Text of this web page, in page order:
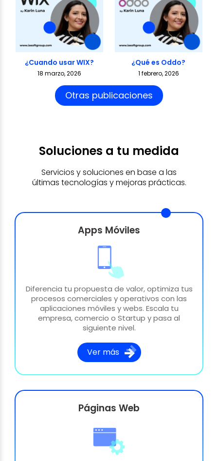
¿Cuando usar WIX?
18 marzo, 2026
¿Qué es Oddo?
1 febrero, 2026
Otras publicaciones
Soluciones a tu medida
Servicios y soluciones en base a las
últimas tecnologías y mejoras prácticas.
Apps Móviles
Diferencia tu propuesta de valor, optimiza tus
procesos comerciales y operativos con las
aplicaciones móviles y webs. Escala tu
empresa, comercio o Startup y pasa al
siguiente nivel.
Ver más
Páginas Web